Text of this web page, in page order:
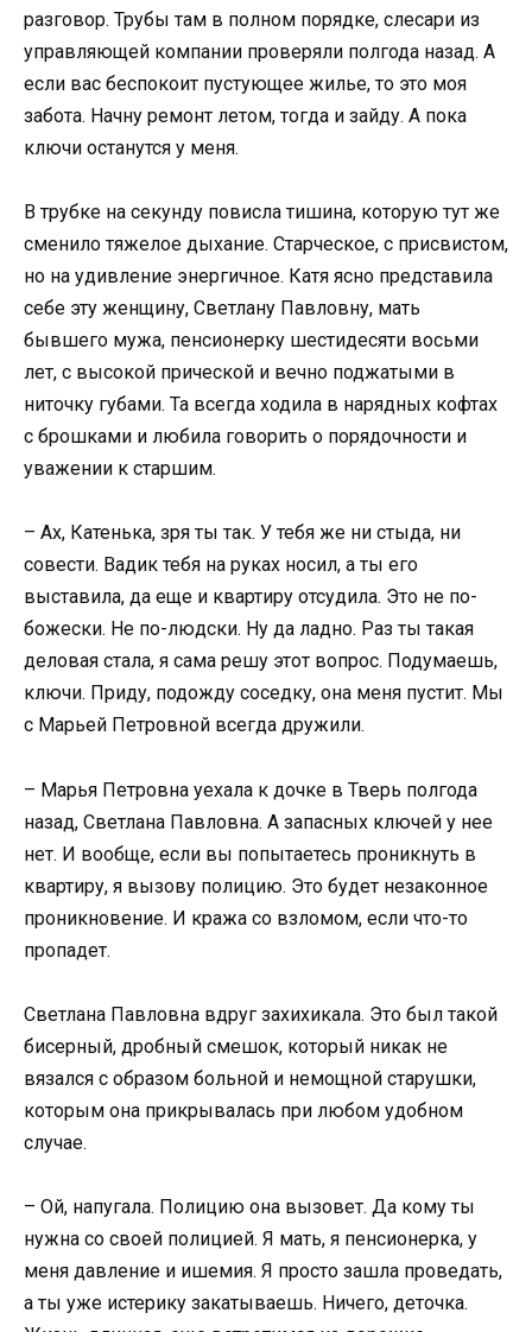
разговор. Трубы там в полном порядке, слесари из
управляющей компании проверяли полгода назад. А
если вас беспокоит пустующее жилье, то это моя
забота. Начну ремонт летом, тогда и зайду. А пока
ключи останутся у меня.
В трубке на секунду повисла тишина, которую тут же
сменило тяжелое дыхание. Старческое, с присвистом,
но на удивление энергичное. Катя ясно представила
себе эту женщину, Светлану Павловну, мать
бывшего мужа, пенсионерку шестидесяти восьми
лет, с высокой прической и вечно поджатыми в
ниточку губами. Та всегда ходила в нарядных кофтах
с брошками и любила говорить о порядочности и
уважении к старшим.
– Ах, Катенька, зря ты так. У тебя же ни стыда, ни
совести. Вадик тебя на руках носил, а ты его
выставила, да еще и квартиру отсудила. Это не по-
божески. Не по-людски. Ну да ладно. Раз ты такая
деловая стала, я сама решу этот вопрос. Подумаешь,
ключи. Приду, подожду соседку, она меня пустит. Мы
с Марьей Петровной всегда дружили.
– Марья Петровна уехала к дочке в Тверь полгода
назад, Светлана Павловна. А запасных ключей у нее
нет. И вообще, если вы попытаетесь проникнуть в
квартиру, я вызову полицию. Это будет незаконное
проникновение. И кража со взломом, если что-то
пропадет.
Светлана Павловна вдруг захихикала. Это был такой
бисерный, дробный смешок, который никак не
вязался с образом больной и немощной старушки,
которым она прикрывалась при любом удобном
случае.
– Ой, напугала. Полицию она вызовет. Да кому ты
нужна со своей полицией. Я мать, я пенсионерка, у
меня давление и ишемия. Я просто зашла проведать,
а ты уже истерику закатываешь. Ничего, деточка.